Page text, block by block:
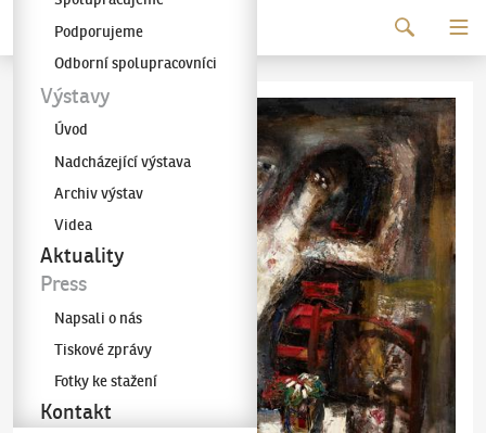
Galerie KODLPodporujeme
Odborní spolupracovníci
Výstavy
Úvod
Nadcházející výstava
Archiv výstav
Videa
Aktuality
Press
Napsali o nás
Tiskové zprávy
Fotky ke stažení
Kontakt